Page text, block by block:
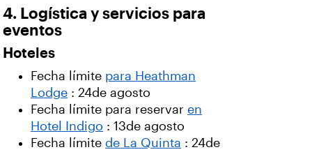
4. Logística y servicios para
eventos
Hoteles
Fecha límite para Heathman
Lodge : 24de agosto
Fecha límite para reservar en
Hotel Indigo : 13de agosto
Fecha límite de La Quinta : 24de